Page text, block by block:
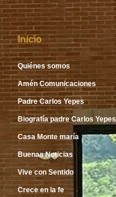
Inicio
Quiénes somos
Amén Comunicaciones
Padre Carlos Yepes
Biografía padre Carlos Yepes
Casa Monte maría
Buenas Noticias
Vive con Sentido
Crece en la fe